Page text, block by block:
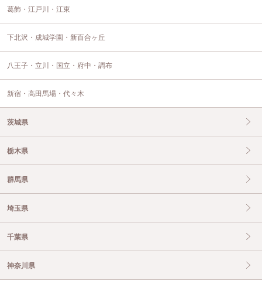
葛飾・江戸川・江東
下北沢・成城学園・新百合ヶ丘
八王子・立川・国立・府中・調布
新宿・高田馬場・代々木
茨城県
栃木県
群馬県
埼玉県
千葉県
神奈川県